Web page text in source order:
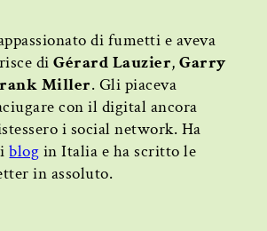
di fumetti e aveva
diGérard Lauzier,Garry
Miller. Gli piaceva
con il digital ancora
i social network. Ha
blog in Italia e ha scritto le
in assoluto.